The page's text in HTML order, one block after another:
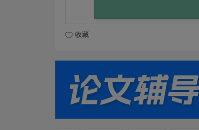
收藏